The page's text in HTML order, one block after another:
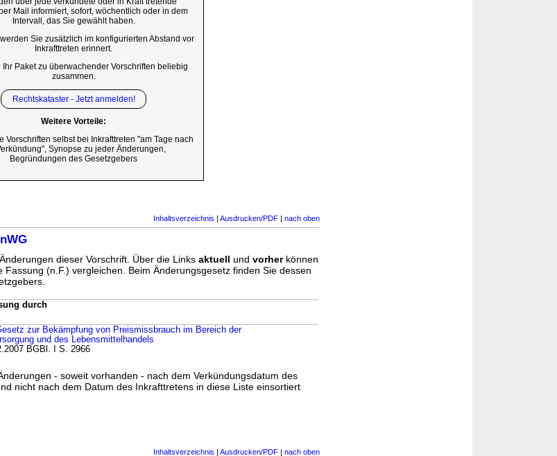
Mail informiert, sofort, wöchentlich oder in dem
Intervall, das Sie gewählt haben.
Sie zusätzlich im konfigurierten Abstand vor
Inkrafttreten erinnert.
Ihr Paket zu überwachender Vorschriften beliebig
zusammen.
Rechtskataster - Jetzt anmelden!
Weitere Vorteile:
Vorschriften selbst bei Inkrafttreten "am Tage nach
Synopse zu jeder Änderungen,
Begründungen des Gesetzgebers
Inhaltsverzeichnis | Ausdrucken/PDF | nach oben
dieser Vorschrift. Über die Links aktuell und vorherkönnen
(n.F.) vergleichen. Beim Änderungsgesetz finden Sie dessen
durch
zur Bekämpfung von Preismissbrauch im Bereich der
und des Lebensmittelhandels
BGBl. I S. 2966
- soweit vorhanden - nach dem Verkündungsdatum des
nicht nach dem Datum des Inkrafttretens in diese Liste einsortiert
Inhaltsverzeichnis | Ausdrucken/PDF | nach oben